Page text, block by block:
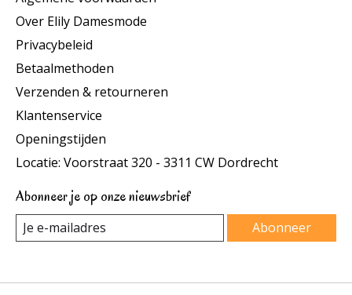
Over Elily Damesmode
Privacybeleid
Betaalmethoden
Verzenden & retourneren
Klantenservice
Openingstijden
Locatie: Voorstraat 320 - 3311 CW Dordrecht
Abonneer je op onze nieuwsbrief
Abonneer